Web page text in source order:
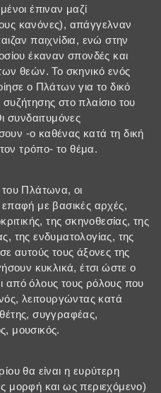
έπιναν μαζί
κανόνες), απάγγελναν
παιχνίδια, ενώ στην
έκαναν σπονδές και
θεών. Το σκηνικό ενός
ο Πλάτων για το δικό
στο πλαίσιο του
συνδαιτυμόνες
-ο καθένας κατά τη δική
τρόπο- το θέμα.
Πλάτωνα, οι
με βασικές αρχές,
της σκηνοθεσίας, της
της ενδυματολογίας, της
αυτούς τους άξονες της
κυκλικά, έτσι ώστε ο
από όλους τους ρόλους που
λειτουργώντας κατά
συγγραφέας,
μουσικός.
θα είναι η ευρύτερη
μορφή και ως περιεχόμενο)